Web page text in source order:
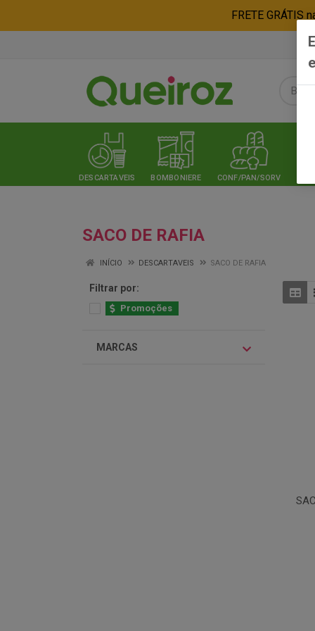
FRETE
DESCARTAVEIS BOMBONIERE CONF/PAN/SORV
SACO DE RAFIA
INÍCIO DESCARTAVEIS SACO DE RAFIA
Filtrar por:
Promoções
MARCAS